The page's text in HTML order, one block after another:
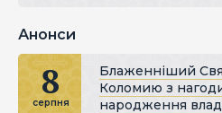
Анонси
8
серпня
Блаженніший
Коломию з
народження